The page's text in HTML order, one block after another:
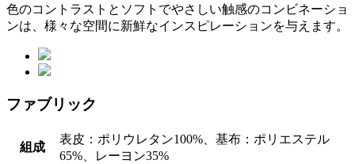
色のコントラストとソフトでやさしい触感のコンビネーショ
ンは、様々な空間に新鮮なインスピレーションを与えます。
ファブリック
組成
表皮：ポリウレタン100%、基布：ポリエステル
65%、レーヨン35%